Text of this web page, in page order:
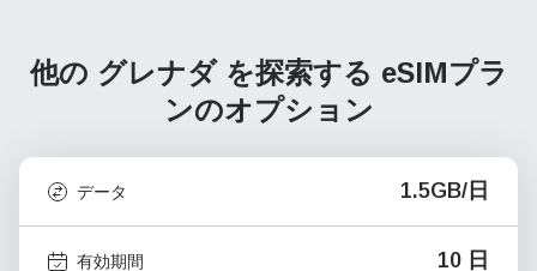
他の グレナダ を探索する eSIMプラ
ンのオプション
データ 1.5GB/日
有効期間 10 日